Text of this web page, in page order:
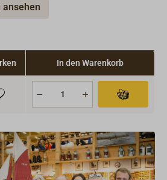
ansehen
In den Warenkorb